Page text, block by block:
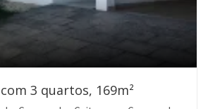
3 quartos, 169m²